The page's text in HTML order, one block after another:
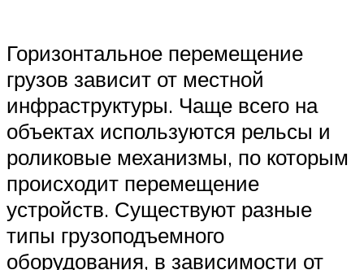
Горизонтальное перемещение
грузов зависит от местной
инфраструктуры. Чаще всего на
объектах используются рельсы и
роликовые механизмы, по которым
происходит перемещение
устройств. Существуют разные
типы грузоподъемного
оборудования, в зависимости от